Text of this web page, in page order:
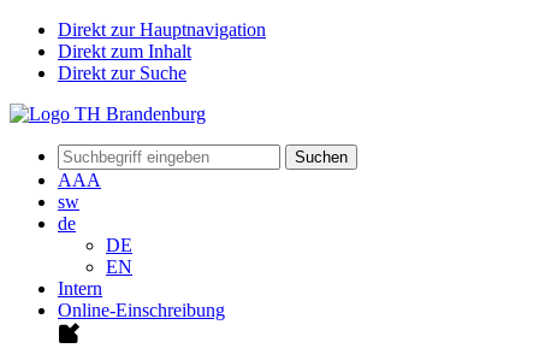
Direkt zur Hauptnavigation
Direkt zum Inhalt
Direkt zur Suche
Suchen
AAA
sw
de
DE
EN
Intern
Online-Einschreibung